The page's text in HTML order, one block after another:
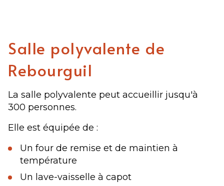
Salle polyvalente de
Rebourguil
La salle polyvalente peut accueillir jusqu'à
300 personnes.
Elle est équipée de :
Un four de remise et de maintien à
température
Un lave-vaisselle à capot